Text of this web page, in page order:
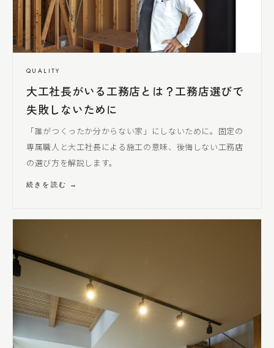
QUALITY
大工社長がいる工務店とは？工務店選びで
失敗しないために
「誰がつくったか分からない家」にしないために。固定の
専属職人と大工社長による施工の意味、後悔しない工務店
の選び方を解説します。
続きを読む →